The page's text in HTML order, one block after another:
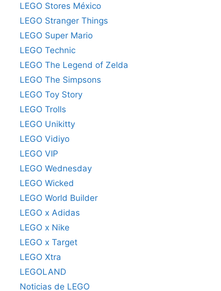
LEGO Stores México
LEGO Stranger Things
LEGO Super Mario
LEGO Technic
LEGO The Legend of Zelda
LEGO The Simpsons
LEGO Toy Story
LEGO Trolls
LEGO Unikitty
LEGO Vidiyo
LEGO VIP
LEGO Wednesday
LEGO Wicked
LEGO World Builder
LEGO x Adidas
LEGO x Nike
LEGO x Target
LEGO Xtra
LEGOLAND
Noticias de LEGO